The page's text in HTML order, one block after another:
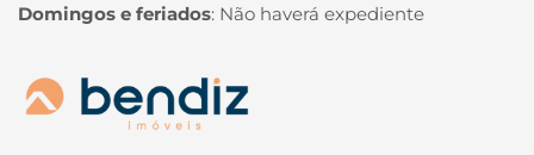
Domingos e feriados: Não haverá expediente
Página inicial